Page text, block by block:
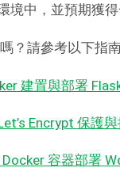
境中，並預期獲
？請參考以下指
建置與部署
Encrypt 保護
容器部署